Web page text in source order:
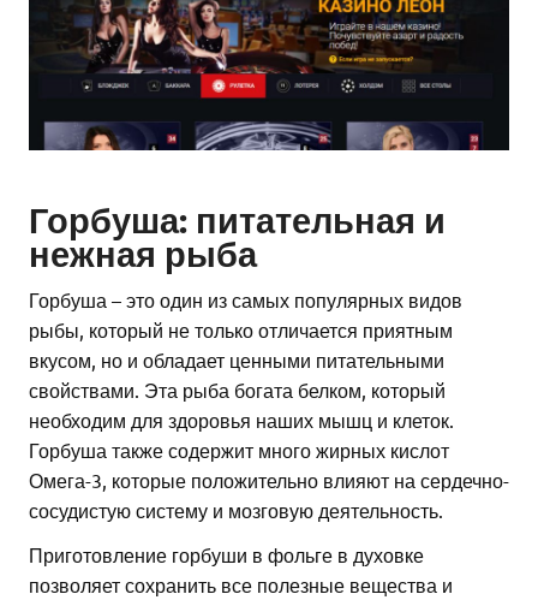
Горбуша: питательная и
нежная рыба
Горбуша – это один из самых популярных видов
рыбы, который не только отличается приятным
вкусом, но и обладает ценными питательными
свойствами. Эта рыба богата белком, который
необходим для здоровья наших мышц и клеток.
Горбуша также содержит много жирных кислот
Омега-3, которые положительно влияют на сердечно-
сосудистую систему и мозговую деятельность.
Приготовление горбуши в фольге в духовке
позволяет сохранить все полезные вещества и